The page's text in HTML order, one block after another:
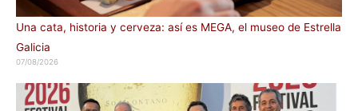
Una cata, historia y cerveza: así es MEGA, el museo de Estrella
Galicia
07/08/2026